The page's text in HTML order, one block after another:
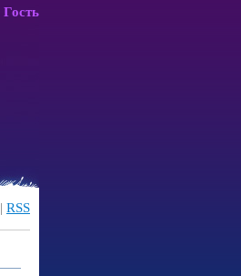
Гость
| RSS